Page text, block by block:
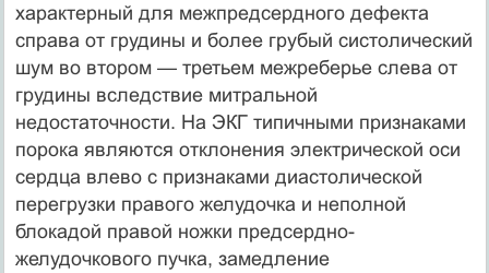
характерный для межпредсердного дефекта
справа от грудины и более грубый систолический
шум во втором — третьем межреберье слева от
грудины вследствие митральной
недостаточности. На ЭКГ типичными признаками
порока являются отклонения электрической оси
сердца влево с признаками диастолической
перегрузки правого желудочка и неполной
блокадой правой ножки предсердно-
желудочкового пучка, замедление